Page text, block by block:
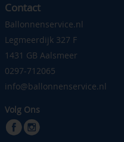
Contact
Ballonnenservice.nl
Legmeerdijk 327 F
1431 GB Aalsmeer
0297-712065
info@ballonnenservice.nl
Volg Ons